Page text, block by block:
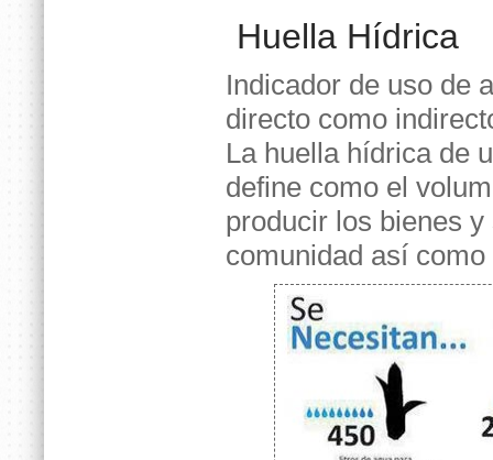
Huella Hídrica
Indicador de uso de
directo como
La huella hídrica de
define como el
producir los bienes
comunidad así